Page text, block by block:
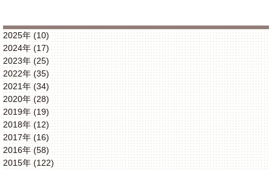
2025年 (10)
2024年 (17)
2023年 (25)
2022年 (35)
2021年 (34)
2020年 (28)
2019年 (19)
2018年 (12)
2017年 (16)
2016年 (58)
2015年 (122)